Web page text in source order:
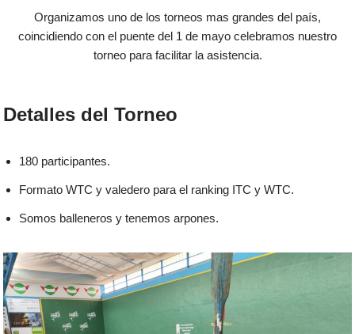
Organizamos uno de los torneos mas grandes del país,
coincidiendo con el puente del 1 de mayo celebramos nuestro
torneo para facilitar la asistencia.
Detalles del Torneo
180 participantes.
Formato WTC y valedero para el ranking ITC y WTC.
Somos balleneros y tenemos arpones.